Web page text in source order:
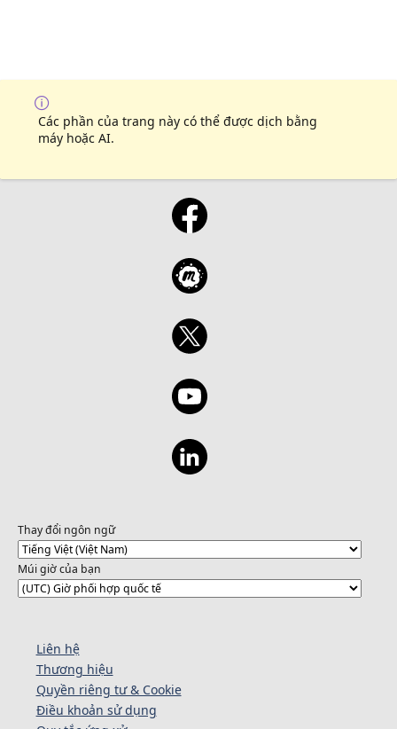
Các phần của trang này có thể được dịch bằng
máy hoặc AI.
Thay đổi ngôn ngữ
Múi giờ của bạn
Liên hệ
Thương hiệu
Quyền riêng tư & Cookie
Điều khoản sử dụng